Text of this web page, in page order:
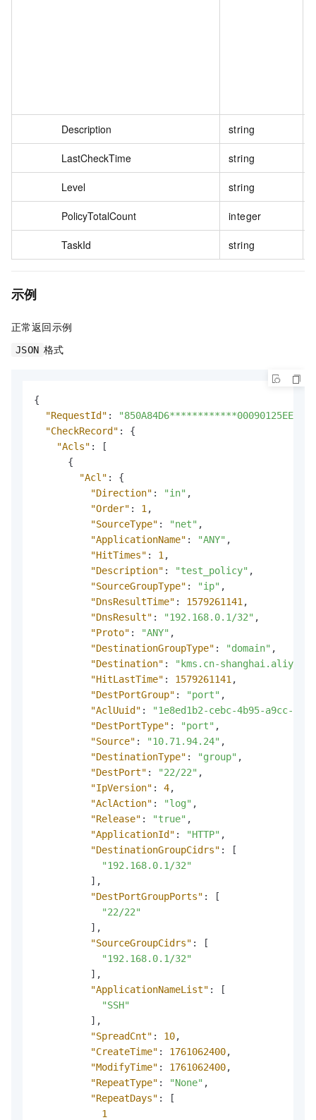
Description string
LastCheckTime string
Level string
PolicyTotalCount integer
TaskId string
示例
正常返回示例
JSON 格式
{
"RequestId" : "850A84D6************00090125EEB1"
"CheckRecord" :
{
"Acls" :
[
{
"Acl" :
{
"Direction" : "in" ,
"Order" : 1 ,
"SourceType" : "net" ,
"ApplicationName" : "ANY" ,
"HitTimes" : 1 ,
"Description" : "test_policy" ,
"SourceGroupType" : "ip" ,
"DnsResultTime" : 1579261141 ,
"DnsResult" : "192.168.0.1/32" ,
"Proto" : "ANY" ,
"DestinationGroupType" : "domain" ,
"Destination" :
"kms.cn-
"HitLastTime" : 1579261141 ,
"DestPortGroup" : "port" ,
"AclUuid" :
"1e8ed1b2-cebc-4b95-a9cc-
"DestPortType" : "port" ,
"Source" : "10.71.94.24" ,
"DestinationType" : "group" ,
"DestPort" : "22/22" ,
"IpVersion" : 4,
"AclAction" : "log" ,
"Release" : "true" ,
"ApplicationId" : "HTTP" ,
"DestinationGroupCidrs" :
[
"192.168.0.1/32"
] ,
"DestPortGroupPorts" :
[
"22/22"
] ,
"SourceGroupCidrs" :
[
"192.168.0.1/32"
] ,
"ApplicationNameList" :
[
"SSH"
] ,
"SpreadCnt" : 10,
"CreateTime" : 1761062400,
"ModifyTime" : 1761062400,
"RepeatType" : "None" ,
"RepeatDays" :
[
1